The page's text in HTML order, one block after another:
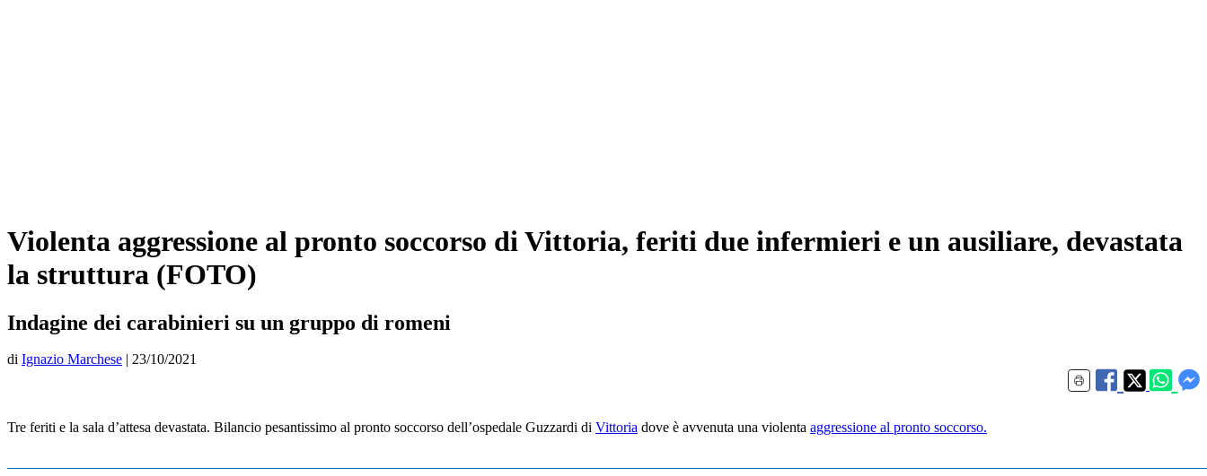
Violenta aggressione al pronto soccorso di Vittoria, feriti due infermieri e un ausiliare, devastata
la struttura (FOTO)
Indagine dei carabinieri su un gruppo di romeni
di Ignazio Marchese | 23/10/2021
Tre feriti e la sala d’attesa devastata. Bilancio pesantissimo al pronto soccorso dell’ospedale Guzzardi di Vittoria dove è avvenuta una violenta aggressione al pronto soccorso.